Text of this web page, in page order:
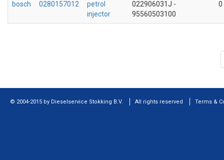
bosch 0280157012
petrol
injector
022906031J -
95560503100
0
© 2004-2015 by Dieselservice Stokking B.V. All rights reserved Terms &